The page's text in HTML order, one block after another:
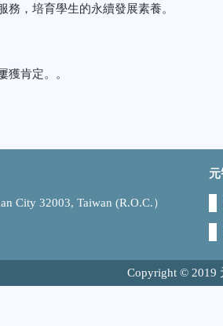
，培育學生的永續發展素養。
獲肯定。。
City 32003, Taiwan (R.O.C.）
Copyright © 2019